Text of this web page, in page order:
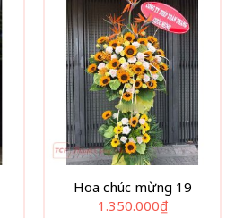
Hoa chúc mừng 19
1.350.000₫